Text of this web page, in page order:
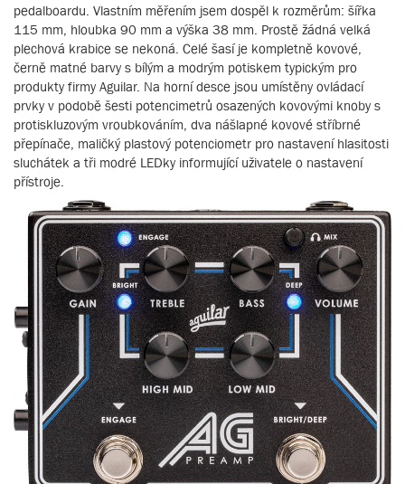
pedalboardu. Vlastním měřením jsem dospěl k rozměrům: šířka
115 mm, hloubka 90 mm a výška 38 mm. Prostě žádná velká
plechová krabice se nekoná. Celé šasí je kompletně kovové,
černě matné barvy s bílým a modrým potiskem typickým pro
produkty firmy Aguilar. Na horní desce jsou umístěny ovládací
prvky v podobě šesti potencimetrů osazených kovovými knoby s
protiskluzovým vroubkováním, dva nášlapné kovové stříbrné
přepínače, maličký plastový potenciometr pro nastavení hlasitosti
sluchátek a tři modré LEDky informující uživatele o nastavení
přístroje.